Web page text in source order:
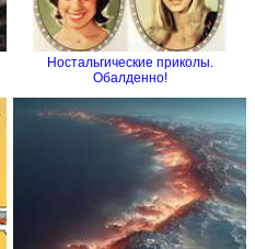
Ностальгические приколы.
Обалденно!